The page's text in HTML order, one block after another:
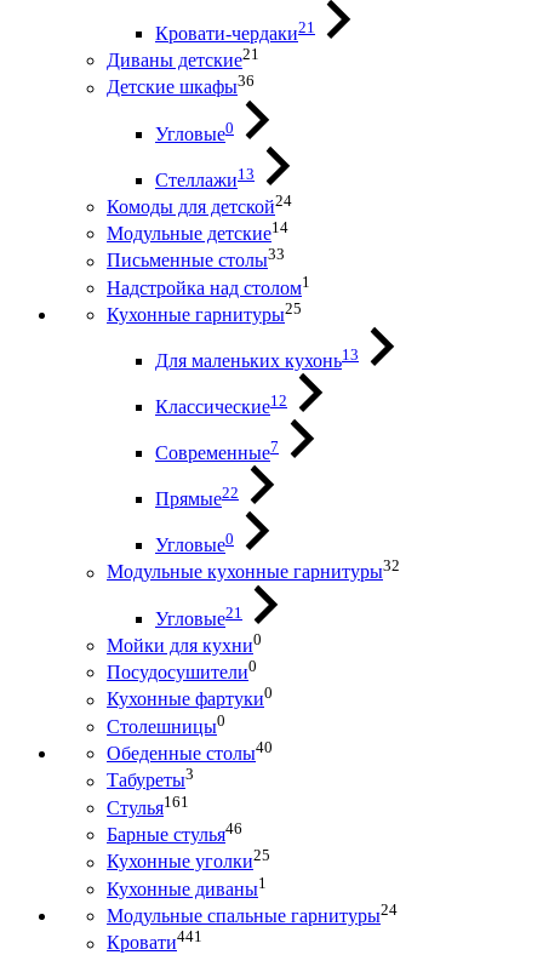
Кровати-чердаки21
Диваны детские21
Детские шкафы36
Угловые0
Стеллажи13
Комоды для детской24
Модульные детские14
Письменные столы33
Надстройка над столом1
Кухонные гарнитуры25
Для маленьких кухонь13
Классические12
Современные7
Прямые22
Угловые0
Модульные кухонные гарнитуры32
Угловые21
Мойки для кухни0
Посудосушители0
Кухонные фартуки0
Столешницы0
Обеденные столы40
Табуреты3
Стулья161
Барные стулья46
Кухонные уголки25
Кухонные диваны1
Модульные спальные гарнитуры24
Кровати441